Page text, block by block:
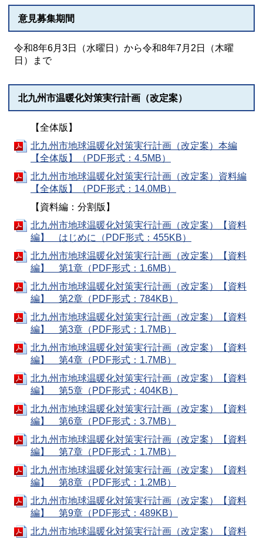
意見募集期間
令和8年6月3日（水曜日）から令和8年7月2日（木曜
日）まで
北九州市温暖化対策実行計画（改定案）
【全体版】
北九州市地球温暖化対策実行計画（改定案）本編
【全体版】（PDF形式：4.5MB）
北九州市地球温暖化対策実行計画（改定案）資料編
【全体版】（PDF形式：14.0MB）
【資料編：分割版】
北九州市地球温暖化対策実行計画（改定案）【資料
編】 はじめに（PDF形式：455KB）
北九州市地球温暖化対策実行計画（改定案）【資料
編】 第1章（PDF形式：1.6MB）
北九州市地球温暖化対策実行計画（改定案）【資料
編】 第2章（PDF形式：784KB）
北九州市地球温暖化対策実行計画（改定案）【資料
編】 第3章（PDF形式：1.7MB）
北九州市地球温暖化対策実行計画（改定案）【資料
編】 第4章（PDF形式：1.7MB）
北九州市地球温暖化対策実行計画（改定案）【資料
編】 第5章（PDF形式：404KB）
北九州市地球温暖化対策実行計画（改定案）【資料
編】 第6章（PDF形式：3.7MB）
北九州市地球温暖化対策実行計画（改定案）【資料
編】 第7章（PDF形式：1.7MB）
北九州市地球温暖化対策実行計画（改定案）【資料
編】 第8章（PDF形式：1.2MB）
北九州市地球温暖化対策実行計画（改定案）【資料
編】 第9章（PDF形式：489KB）
北九州市地球温暖化対策実行計画（改定案）【資料